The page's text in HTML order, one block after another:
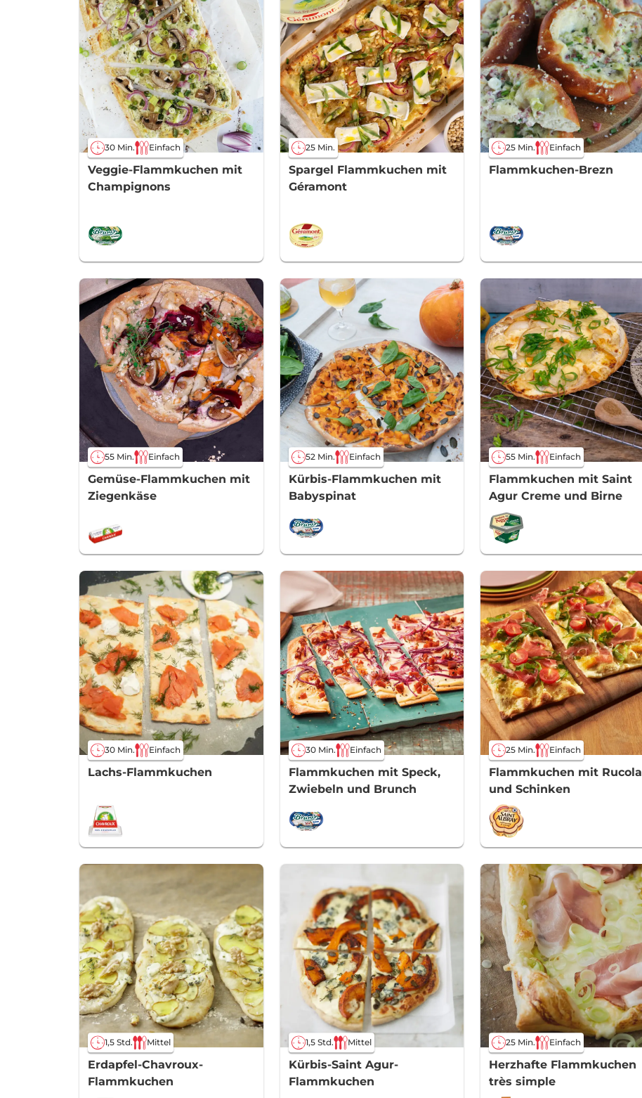
30 Min. Einfach
Veggie-Flammkuchen mit
Champignons
25 Min.
Spargel Flammkuchen mit
Géramont
25 Min. Einfach
Flammkuchen-Brezn
55 Min. Einfach
Gemüse-Flammkuchen mit
Ziegenkäse
52 Min. Einfach
Kürbis-Flammkuchen mit
Babyspinat
55 Min. Einfach
Flammkuchen mit Saint
Agur Creme und Birne
30 Min. Einfach
Lachs-Flammkuchen
30 Min. Einfach
Flammkuchen mit Speck,
Zwiebeln und Brunch
25 Min. Einfach
Flammkuchen mit Rucola
und Schinken
1,5 Std. Mittel
Erdapfel-Chavroux-
Flammkuchen
1,5 Std. Mittel
Kürbis-Saint Agur-
Flammkuchen
25 Min. Einfach
Herzhafte Flammkuchen
très simple